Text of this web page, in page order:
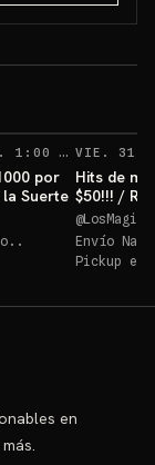
VIE. 31 DE ENE. 1:00 AM
por
Suerte
Hits de
$50!!! /
@
Envío
Pickup en
en